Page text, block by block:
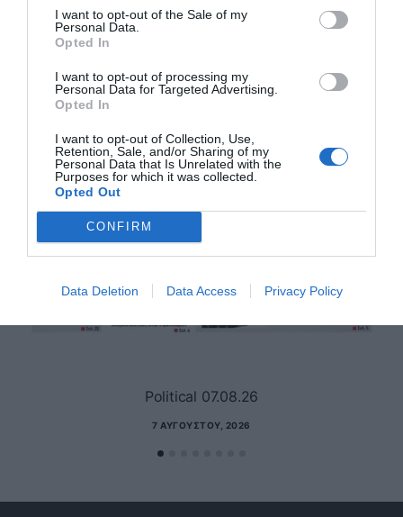
I want to opt-out of the Sale of my
Personal Data.
Opted In
I want to opt-out of processing my
Personal Data for Targeted Advertising.
Opted In
I want to opt-out of Collection, Use,
Retention, Sale, and/or Sharing of my
Personal Data that Is Unrelated with the
Purposes for which it was collected.
Opted Out
CONFIRM
Data Deletion Data Access Privacy Policy
Political 07.08.26
7 ΑΥΓΟΎΣΤΟΥ, 2026